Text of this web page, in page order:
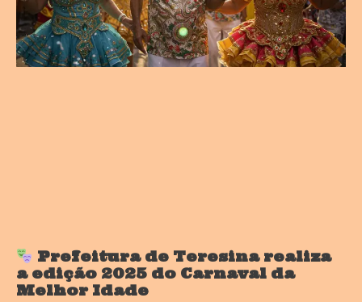
Prefeitura de Teresina realiza
a edição 2025 do Carnaval da
Melhor Idade